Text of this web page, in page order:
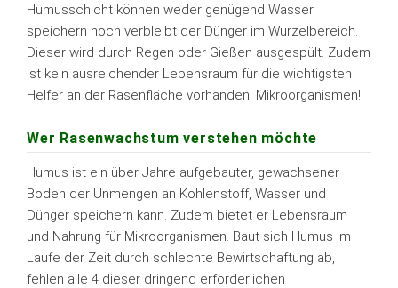
Humusschicht können weder genügend Wasser
speichern noch verbleibt der Dünger im Wurzelbereich.
Dieser wird durch Regen oder Gießen ausgespült. Zudem
ist kein ausreichender Lebensraum für die wichtigsten
Helfer an der Rasenfläche vorhanden. Mikroorganismen!
Wer Rasenwachstum verstehen möchte
Humus ist ein über Jahre aufgebauter, gewachsener
Boden der Unmengen an Kohlenstoff, Wasser und
Dünger speichern kann. Zudem bietet er Lebensraum
und Nahrung für Mikroorganismen. Baut sich Humus im
Laufe der Zeit durch schlechte Bewirtschaftung ab,
fehlen alle 4 dieser dringend erforderlichen